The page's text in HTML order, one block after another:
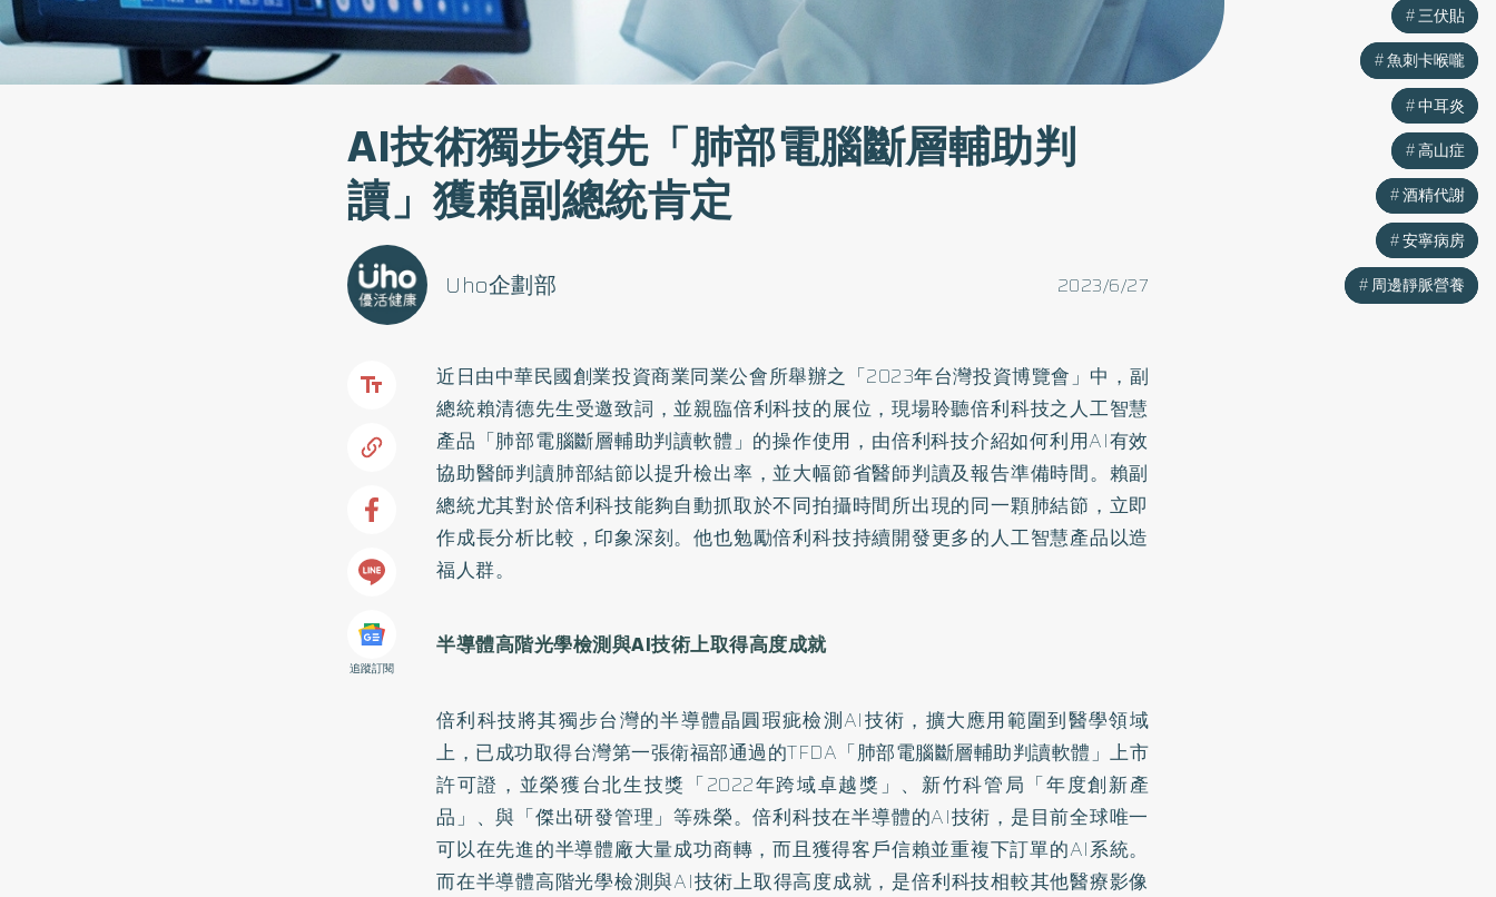
AI技術獨步領先「肺部電腦斷層輔助判
讀」獲賴副總統肯定
2023/6/27
Uho企劃部
追蹤訂閱
近日由中華民國創業投資商業同業公會所舉辦之「2023年台灣投資博覽會」中，副
總統賴清德先生受邀致詞，並親臨倍利科技的展位，現場聆聽倍利科技之人工智慧
產品「肺部電腦斷層輔助判讀軟體」的操作使用，由倍利科技介紹如何利用AI有效
協助醫師判讀肺部結節以提升檢出率，並大幅節省醫師判讀及報告準備時間。賴副
總統尤其對於倍利科技能夠自動抓取於不同拍攝時間所出現的同一顆肺結節，立即
作成長分析比較，印象深刻。他也勉勵倍利科技持續開發更多的人工智慧產品以造
福人群。
半導體高階光學檢測與AI技術上取得高度成就
倍利科技將其獨步台灣的半導體晶圓瑕疵檢測AI技術，擴大應用範圍到醫學領域
上，已成功取得台灣第一張衛福部通過的TFDA「肺部電腦斷層輔助判讀軟體」上市
許可證，並榮獲台北生技獎「2022年跨域卓越獎」、新竹科管局「年度創新產
品」、與「傑出研發管理」等殊榮。倍利科技在半導體的AI技術，是目前全球唯一
可以在先進的半導體廠大量成功商轉，而且獲得客戶信賴並重複下訂單的AI系統。
而在半導體高階光學檢測與AI技術上取得高度成就，是倍利科技相較其他醫療影像
三伏貼
魚刺卡喉嚨
中耳炎
高山症
酒精代謝
安寧病房
周邊靜脈營養
三伏貼
魚刺卡喉嚨
中耳炎
高山症
酒精代謝
安寧病房
周邊靜脈營養